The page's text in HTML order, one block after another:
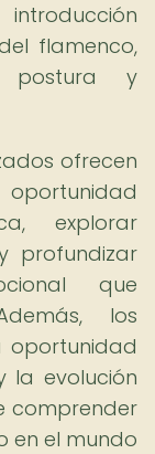
flamenco,
postura y
ofrecen
oportunidad
explorar
profundizar
que
los
oportunidad
la evolución
comprender
en el mundo